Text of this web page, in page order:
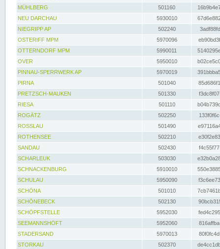
MÜHLBERG
501160
NEU DARCHAU
5930010
NIEGRIPP AP
502240
OSTERIFF MPM
5970096
OTTERNDORF MPM
5990011
OVER
5950010
PINNAU-SPERRWERK AP
5970019
PIRNA
501040
PRETZSCH-MAUKEN
501330
RIESA
501110
ROGÄTZ
502250
ROSSLAU
501490
ROTHENSEE
502210
SANDAU
502430
SCHARLEUK
503030
SCHNACKENBURG
5910010
SCHULAU
5950090
SCHÖNA
501010
SCHÖNEBECK
502130
SCHÖPFSTELLE
5952030
SEEMANNSHÖFT
5952060
STADERSAND
5970013
STORKAU
502370